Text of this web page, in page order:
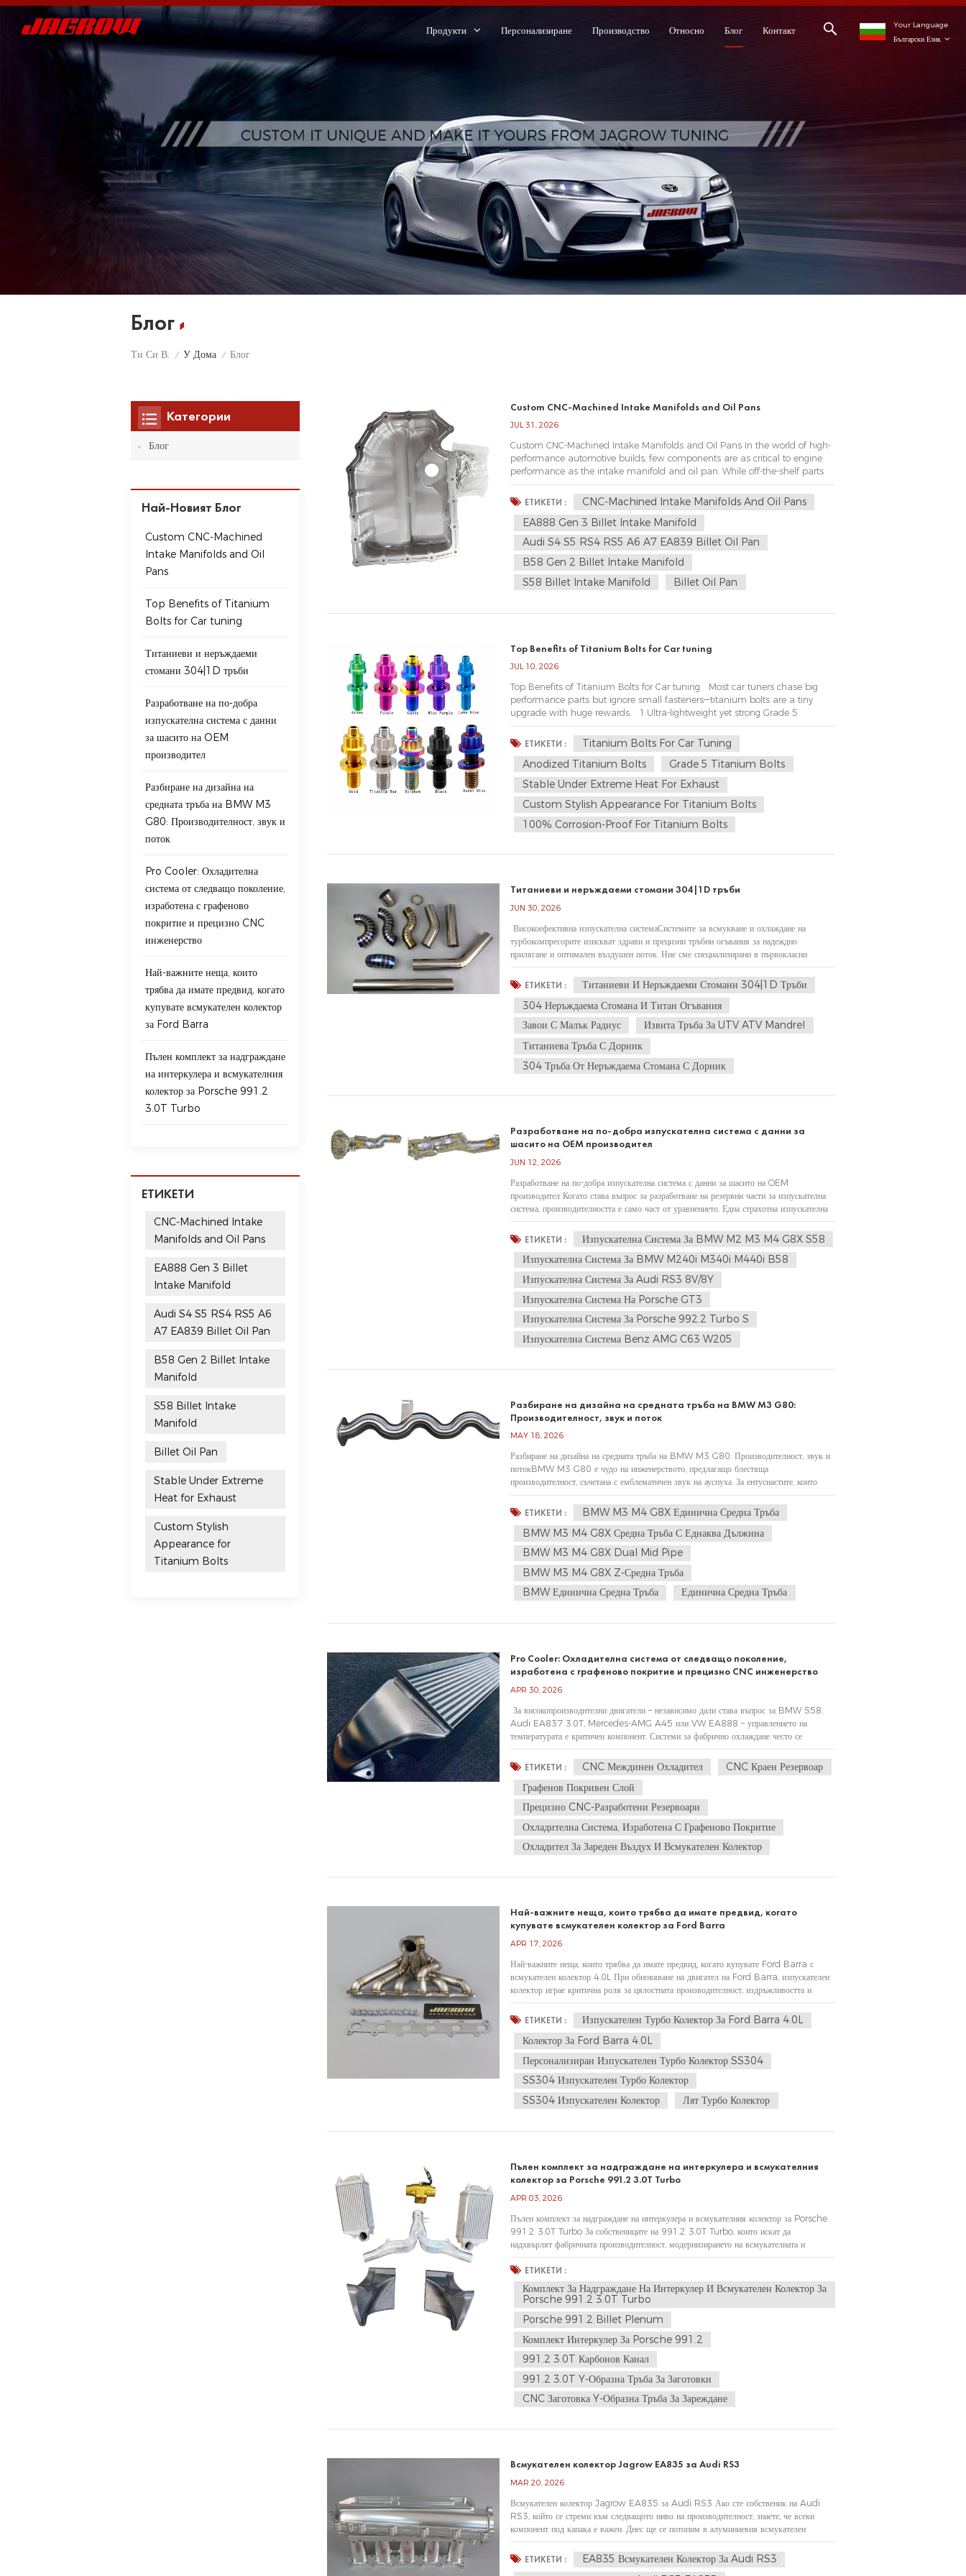
Your Language
Български Език
Продукти Персонализиране Производство Относно Блог Контакт
Блог
Ти Си В: / У Дома / Блог
Custom CNC-Machined Intake Manifolds and Oil Pans
JUL 31, 2026
Custom CNC-Machined Intake Manifolds and Oil Pans In the world of high-
performance automotive builds, few components are as critical to engine
performance as the intake manifold and oil pan. While off-the-shelf parts
may suffice for daily drivers, enthusiasts and racers demand more—more
power,...ЕТИКЕТИ :
CNC-Machined Intake Manifolds And Oil Pans
EA888 Gen 3 Billet Intake Manifold
Audi S4 S5 RS4 RS5 A6 A7 EA839 Billet Oil Pan
B58 Gen 2 Billet Intake Manifold
S58 Billet Intake Manifold
Billet Oil Pan
Top Benefits of Titanium Bolts for Car tuning
JUL 10, 2026
Top Benefits of Titanium Bolts for Car tuning Most car tuners chase big
performance parts but ignore small fasteners—titanium bolts are a tiny
upgrade with huge rewards. 1.Ultra-lightweight yet strong Grade 5
titanium is nearly half the weight of standard steel bolts with eq...
ЕТИКЕТИ :
Titanium Bolts For Car Tuning
Anodized Titanium Bolts
Grade 5 Titanium Bolts
Stable Under Extreme Heat For Exhaust
Custom Stylish Appearance For Titanium Bolts
100% Corrosion-Proof For Titanium Bolts
Титаниеви и неръждаеми стомани 304|1D тръби
JUN 30, 2026
Високоефективна изпускателна системаСистемите за всмукване и охлаждане на
турбокомпресорите изискват здрави и прецизни тръбни огъвания за надеждно
прилягане и оптимален въздушен поток. Ние сме специализирани в първокласни
тръбни огъвания от неръждаема стомана 304 и титан, предлагани в уникален...1D...
ЕТИКЕТИ :
Титаниеви И Неръждаеми Стомани 304|1D Тръби
304 Неръждаема Стомана И Титан Огъвания
Завои С Малък Радиус
Извита Тръба За UTV ATV Mandrel
Титаниева Тръба С Дорник
304 Тръба От Неръждаема Стомана С Дорник
Разработване на по-добра изпускателна система с данни за
шасито на OEM производител
JUN 12, 2026
Разработване на по-добра изпускателна система с данни за шасито на OEM
производител Когато става въпрос за разработване на резервни части за изпускателна
система, производителността е само част от уравнението. Една страхотна изпускателна
система трябва също така да пасва перфектно, да се монтира лес...
ЕТИКЕТИ :
Изпускателна Система За BMW M2 M3 M4 G8X S58
Изпускателна Система За BMW M240i M340i M440i B58
Изпускателна Система За Audi RS3 8V/8Y
Изпускателна Система На Porsche GT3
Изпускателна Система За Porsche 992.2 Turbo S
Изпускателна Система Benz AMG C63 W205
Разбиране на дизайна на средната тръба на BMW M3 G80:
Производителност, звук и поток
MAY 18, 2026
Разбиране на дизайна на средната тръба на BMW M3 G80: Производителност, звук и
потокBMW M3 G80 е чудо на инженерството, предлагащо блестяща
производителност, съчетана с емблематичен звук на ауспуха. За ентусиастите, които
искат да подобрят шофирането, едно от най-впечатляващите подобрения е средната...
ЕТИКЕТИ :
BMW M3 M4 G8X Единична Средна Тръба
BMW M3 M4 G8X Средна Тръба С Еднаква Дължина
BMW M3 M4 G8X Dual Mid Pipe
BMW M3 M4 G8X Z-Средна Тръба
BMW Единична Средна Тръба
Единична Средна Тръба
Pro Cooler: Охладителна система от следващо поколение,
изработена с графеново покритие и прецизно CNC инженерство
APR 30, 2026
За високопроизводителни двигатели – независимо дали става въпрос за BMW S58,
Audi EA837 3.0T, Mercedes-AMG A45 или VW EA888 – управлението на
температурата е критичен компонент. Системи за фабрично охлаждане често се
затрудняват да се справят с интензивността на шофиране на писта или с тежките усло...
ЕТИКЕТИ : CNC Междинен Охладител
CNC Краен Резервоар
Графенов Покривен Слой
Прецизно CNC-Разработени Резервоари
Охладителна Система, Изработена С Графеново Покритие
Охладител За Зареден Въздух И Всмукателен Колектор
Най-важните неща, които трябва да имате предвид, когато
купувате всмукателен колектор за Ford Barra
APR 17, 2026
Най-важните неща, които трябва да имате предвид, когато купувате Ford Barra с
всмукателен колектор 4.0L При обновяване на двигател на Ford Barra, изпускателен
колектор играе критична роля за цялостната производителност, издръжливостта и
ефективността на турбокомпресора. Изборът на правилния колектор...
ЕТИКЕТИ :
Изпускателен Турбо Колектор За Ford Barra 4.0L
Колектор За Ford Barra 4.0L
Персонализиран Изпускателен Турбо Колектор SS304
SS304 Изпускателен Турбо Колектор
SS304 Изпускателен Колектор
Лят Турбо Колектор
Пълен комплект за надграждане на интеркулера и всмукателния
колектор за Porsche 991.2 3.0T Turbo
APR 03, 2026
Пълен комплект за надграждане на интеркулера и всмукателния колектор за Porsche
991.2 3.0T Turbo За собствениците на 991.2 3.0T Turbo, които искат да
надхвърлят фабричната производителност, модернизирането на всмукателната и
охладителната система е един от най-ефективните начини за отключване на доп...
ЕТИКЕТИ :
Комплект За Надграждане На Интеркулер И Всмукателен Колектор За
Porsche 991.2 3.0T Turbo
Porsche 991.2 Billet Plenum
Комплект Интеркулер За Porsche 991.2
991.2 3.0T Карбонов Канал
991.2 3.0T Y-Образна Тръба За Заготовки
CNC Заготовка Y-Образна Тръба За Зареждане
Всмукателен колектор Jagrow EA835 за Audi RS3
MAR 20, 2026
Всмукателен колектор Jagrow EA835 за Audi RS3 Ако сте собственик на Audi
RS3, който се стреми към следващото ниво на производителност, знаете, че всеки
компонент под капака е важен. Днес ще се потопим в алуминиевия всмукателен
колектор Jagrow, обработен с CNC машина – революционен модел за емблемати...
ЕТИКЕТИ :
EA835 Всмукателен Колектор За Audi RS3
Категории
Блог
Най-Новият Блог
Custom CNC-Machined
Intake Manifolds and Oil
Pans
Top Benefits of Titanium
Bolts for Car tuning
Титаниеви и неръждаеми
стомани 304|1D тръби
Разработване на по-добра
изпускателна система с данни
за шасито на OEM
производител
Разбиране на дизайна на
средната тръба на BMW M3
G80: Производителност, звук и
поток
Pro Cooler: Охладителна
система от следващо поколение,
изработена с графеново
покритие и прецизно CNC
инженерство
Най-важните неща, които
трябва да имате предвид, когато
купувате всмукателен колектор
за Ford Barra
Пълен комплект за надграждане
на интеркулера и всмукателния
колектор за Porsche 991.2
3.0T Turbo
ЕТИКЕТИ
CNC-Machined Intake
Manifolds and Oil Pans
EA888 Gen 3 Billet
Intake Manifold
Audi S4 S5 RS4 RS5 A6
A7 EA839 Billet Oil Pan
B58 Gen 2 Billet Intake
Manifold
S58 Billet Intake
Manifold
Billet Oil Pan
Stable Under Extreme
Heat for Exhaust
Custom Stylish
Appearance for
Titanium Bolts